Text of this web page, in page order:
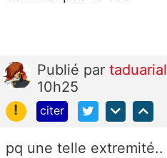
Publié par taduarial
10h25
!
citer
pq une telle extremité..